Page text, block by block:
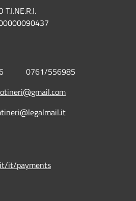
T.I.NE.R.I.
0761/556985
it/payments